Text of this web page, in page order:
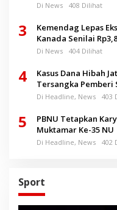
Di News 408 Dilihat
3
Kemendag Lepas
Kanada Senilai
Di News 404 Dilihat
4
Kasus Dana Hibah
Tersangka Pemberi
Di Headline, News 403
5
PBNU Tetapkan
Muktamar Ke-35 NU
Di Headline, News 402
Sport